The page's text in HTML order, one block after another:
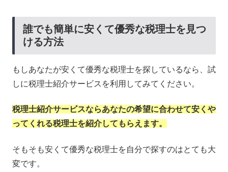
誰でも簡単に安くて優秀な税理士を見つ
ける方法
もしあなたが安くて優秀な税理士を探しているなら、試
しに税理士紹介サービスを利用してみてください。
税理士紹介サービスならあなたの希望に合わせて安くや
ってくれる税理士を紹介してもらえます。
そもそも安くて優秀な税理士を自分で探すのはとても大
変です。